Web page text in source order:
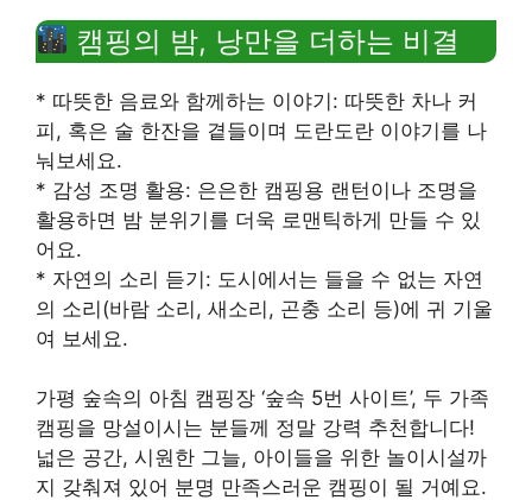
캠핑의 밤, 낭만을 더하는 비결
* 따뜻한 음료와 함께하는 이야기: 따뜻한 차나 커
피, 혹은 술 한잔을 곁들이며 도란도란 이야기를 나
눠보세요.
* 감성 조명 활용: 은은한 캠핑용 랜턴이나 조명을
활용하면 밤 분위기를 더욱 로맨틱하게 만들 수 있
어요.
* 자연의 소리 듣기: 도시에서는 들을 수 없는 자연
의 소리(바람 소리, 새소리, 곤충 소리 등)에 귀 기울
여 보세요.
가평 숲속의 아침 캠핑장 ‘숲속 5번 사이트’, 두 가족
캠핑을 망설이시는 분들께 정말 강력 추천합니다!
넓은 공간, 시원한 그늘, 아이들을 위한 놀이시설까
지 갖춰져 있어 분명 만족스러운 캠핑이 될 거예요.